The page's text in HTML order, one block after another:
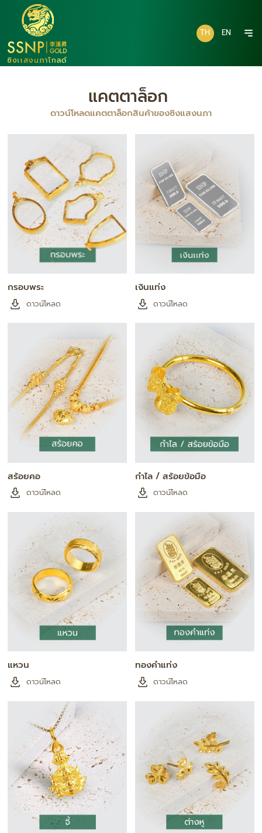
TH EN
แคตตาล็อก
ดาวน์โหลดแคตตาล็อกสินค้าของซิงแสงนภา
กรอบพระ
ดาวน์โหลด
เงินแท่ง
ดาวน์โหลด
สร้อยคอ
ดาวน์โหลด
กำไล / สร้อยข้อมือ
ดาวน์โหลด
แหวน
ดาวน์โหลด
ทองคำแท่ง
ดาวน์โหลด